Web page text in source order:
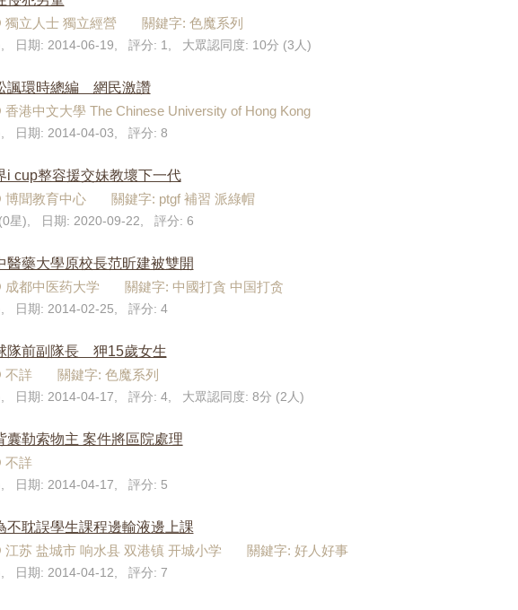
獨立人士 獨立經營 關鍵字: 色魔系列
日期: 2014-06-19, 評分: 1, 大眾認同度: 10分 (3人)
諷環時總編 網民激讚
港中文大學 The Chinese University of Hong Kong
日期: 2014-04-03, 評分: 8
i cup整容援交妹教壞下一代
博聞教育中心 關鍵字: ptgf 補習 派綠帽
星), 日期: 2020-09-22, 評分: 6
醫藥大學原校長范昕建被雙開
成都中医药大学 關鍵字: 中國打貪 中国打贪
日期: 2014-02-25, 評分: 4
隊前副隊長 狎15歲女生
不詳 關鍵字: 色魔系列
日期: 2014-04-17, 評分: 4, 大眾認同度: 8分 (2人)
囊勒索物主 案件將區院處理
不詳
日期: 2014-04-17, 評分: 5
不耽誤學生課程邊輸液邊上課
江苏 盐城市 响水县 双港镇 开城小学 關鍵字: 好人好事
日期: 2014-04-12, 評分: 7